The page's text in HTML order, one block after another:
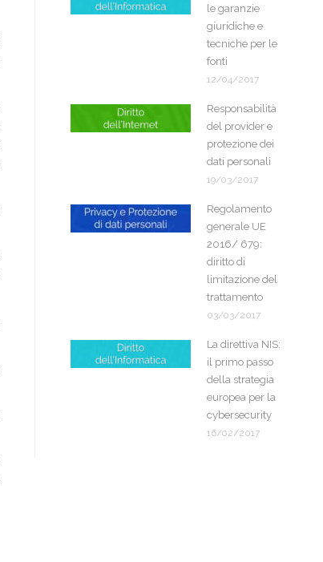
le garanzie
giuridiche e
tecniche per le
fonti
12/04/2017
Responsabilità
del provider e
protezione dei
dati personali
19/03/2017
Regolamento
generale UE
2016/ 679:
diritto di
limitazione del
trattamento
03/03/2017
La direttiva NIS:
il primo passo
della strategia
europea per la
cybersecurity
16/02/2017